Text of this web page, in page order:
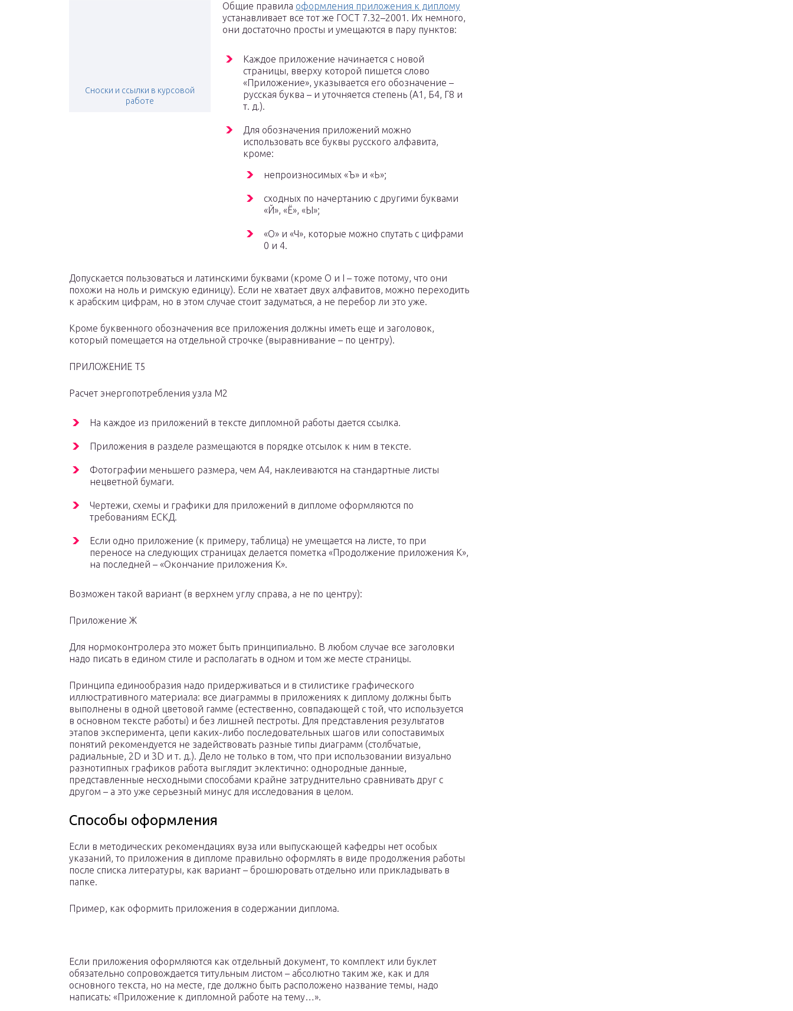
Сноски и ссылки в курсовой
работе
Общие правила оформления приложения к диплому
устанавливает все тот же ГОСТ 7.32–2001. Их немного,
они достаточно просты и умещаются в пару пунктов:
Каждое приложение начинается с новой
страницы, вверху которой пишется слово
«Приложение», указывается его обозначение –
русская буква – и уточняется степень (А1, Б4, Г8 и
т. д.).
Для обозначения приложений можно
использовать все буквы русского алфавита,
кроме:
непроизносимых «Ъ» и «Ь»;
сходных по начертанию с другими буквами
«Й», «Ё», «Ы»;
«О» и «Ч», которые можно спутать с цифрами
0 и 4.
Допускается пользоваться и латинскими буквами (кроме O и I – тоже потому, что они
похожи на ноль и римскую единицу). Если не хватает двух алфавитов, можно переходить
к арабским цифрам, но в этом случае стоит задуматься, а не перебор ли это уже.
Кроме буквенного обозначения все приложения должны иметь еще и заголовок,
который помещается на отдельной строчке (выравнивание – по центру).
ПРИЛОЖЕНИЕ Т5
Расчет энергопотребления узла М2
На каждое из приложений в тексте дипломной работы дается ссылка.
Приложения в разделе размещаются в порядке отсылок к ним в тексте.
Фотографии меньшего размера, чем А4, наклеиваются на стандартные листы
нецветной бумаги.
Чертежи, схемы и графики для приложений в дипломе оформляются по
требованиям ЕСКД.
Если одно приложение (к примеру, таблица) не умещается на листе, то при
переносе на следующих страницах делается пометка «Продолжение приложения К»,
на последней – «Окончание приложения К».
Возможен такой вариант (в верхнем углу справа, а не по центру):
Приложение Ж
Для нормоконтролера это может быть принципиально. В любом случае все заголовки
надо писать в едином стиле и располагать в одном и том же месте страницы.
Принципа единообразия надо придерживаться и в стилистике графического
иллюстративного материала: все диаграммы в приложениях к диплому должны быть
выполнены в одной цветовой гамме (естественно, совпадающей с той, что используется
в основном тексте работы) и без лишней пестроты. Для представления результатов
этапов эксперимента, цепи каких-либо последовательных шагов или сопоставимых
понятий рекомендуется не задействовать разные типы диаграмм (столбчатые,
радиальные, 2D и 3D и т. д.). Дело не только в том, что при использовании визуально
разнотипных графиков работа выглядит эклектично: однородные данные,
представленные несходными способами крайне затруднительно сравнивать друг с
другом – а это уже серьезный минус для исследования в целом.
Способы оформления
Если в методических рекомендациях вуза или выпускающей кафедры нет особых
указаний, то приложения в дипломе правильно оформлять в виде продолжения работы
после списка литературы, как вариант – брошюровать отдельно или прикладывать в
папке.
Пример, как оформить приложения в содержании диплома.
Если приложения оформляются как отдельный документ, то комплект или буклет
обязательно сопровождается титульным листом – абсолютно таким же, как и для
основного текста, но на месте, где должно быть расположено название темы, надо
написать: «Приложение к дипломной работе на тему…».